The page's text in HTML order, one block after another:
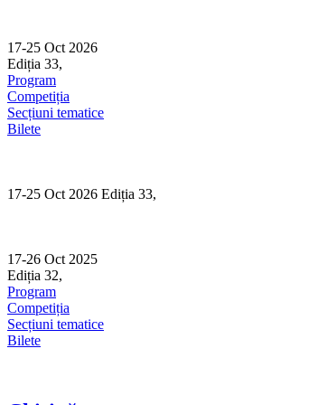
content
17-25 Oct 2026
Ediția 33,
Program
Competiția
Secțiuni tematice
Bilete
17-25 Oct 2026 Ediția 33,
17-26 Oct 2025
Ediția 32,
Program
Competiția
Secțiuni tematice
Bilete